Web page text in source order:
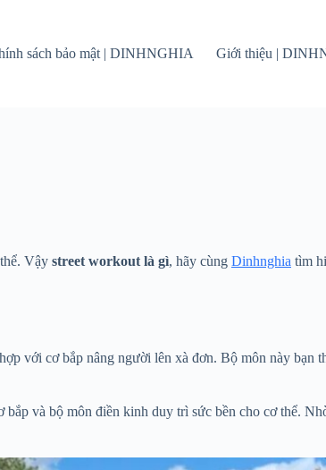
sách bảo mật | DINHNGHIA Giới thiệu |
Vậy street workout là gì, hãy cùng Dinhnghia tìm
với cơ bắp nâng người lên xà đơn. Bộ môn này bạn
và bộ môn điền kinh duy trì sức bền cho cơ thể.